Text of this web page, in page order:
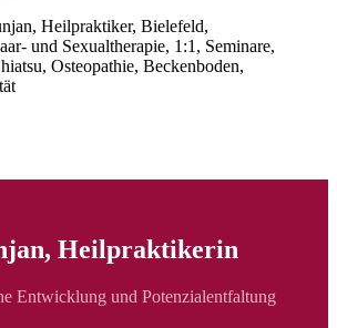
Heilpraktikerin
Entwicklung und Potenzialentfaltung